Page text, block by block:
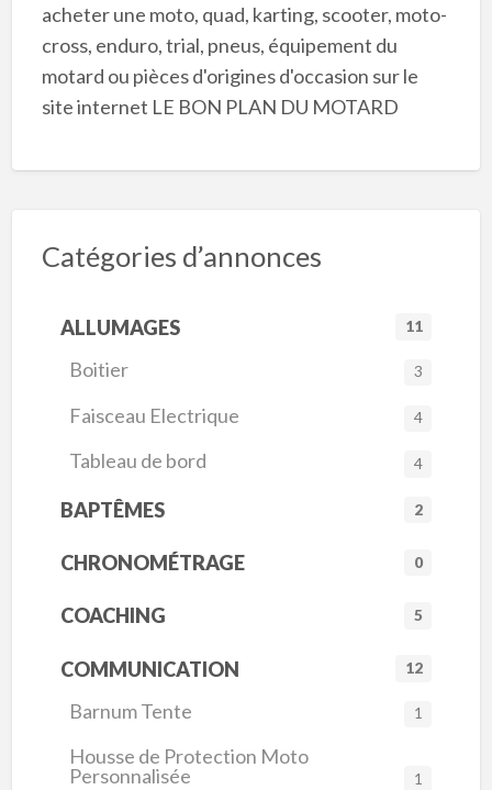
acheter une moto, quad, karting, scooter, moto-
cross, enduro, trial, pneus, équipement du
motard ou pièces d'origines d'occasion sur le
site internet LE BON PLAN DU MOTARD
Catégories d’annonces
ALLUMAGES 11
Boitier 3
Faisceau Electrique 4
Tableau de bord 4
BAPTÊMES 2
CHRONOMÉTRAGE 0
COACHING 5
COMMUNICATION 12
Barnum Tente 1
Housse de Protection Moto
Personnalisée
1